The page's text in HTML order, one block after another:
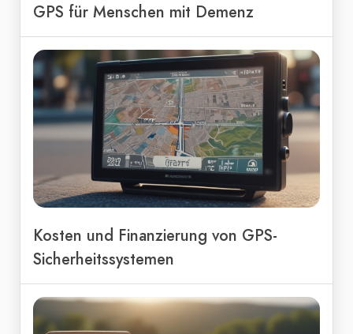
GPS für Menschen mit Demenz
Kosten und Finanzierung von GPS-
Sicherheitssystemen